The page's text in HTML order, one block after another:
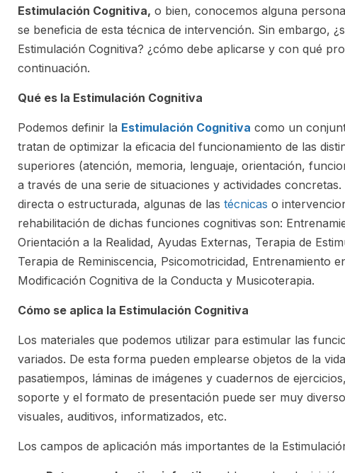
Estimulación Cognitiva, o bien, conocemos alguna
se beneficia de esta técnica de intervención. Sin embargo,
Estimulación Cognitiva? ¿cómo debe aplicarse y con qué
continuación.
Qué es la Estimulación Cognitiva
Podemos definir la Estimulación Cognitiva como un
tratan de optimizar la eficacia del funcionamiento de las
superiores (atención, memoria, lenguaje, orientación,
a través de una serie de situaciones y actividades
directa o estructurada, algunas de las técnicas o
rehabilitación de dichas funciones cognitivas son:
Orientación a la Realidad, Ayudas Externas, Terapia de
Terapia de Reminiscencia, Psicomotricidad, Entrenamiento
Modificación Cognitiva de la Conducta y Musicoterapia.
Cómo se aplica la Estimulación Cognitiva
Los materiales que podemos utilizar para estimular las
variados. De esta forma pueden emplearse objetos de la
pasatiempos, láminas de imágenes y cuadernos de
soporte y el formato de presentación puede ser muy
visuales, auditivos, informatizados, etc.
Los campos de aplicación más importantes de la